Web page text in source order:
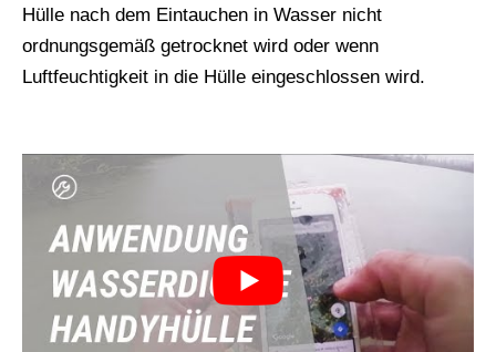
Hülle nach dem Eintauchen in Wasser nicht
ordnungsgemäß getrocknet wird oder wenn
Luftfeuchtigkeit in die Hülle eingeschlossen wird.